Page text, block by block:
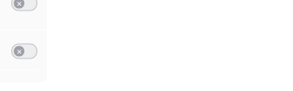
zu YouTube